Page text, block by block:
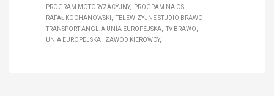
PROGRAM MOTORYZACYJNY
PROGRAM NA OSI
RAFAŁ KOCHANOWSKI
TELEWIZYJNE STUDIO BRAWO
TRANSPORT ANGLIA UNIA EUROPEJSKA
TV BRAWO
UNIA EUROPEJSKA
ZAWÓD KIEROWCY